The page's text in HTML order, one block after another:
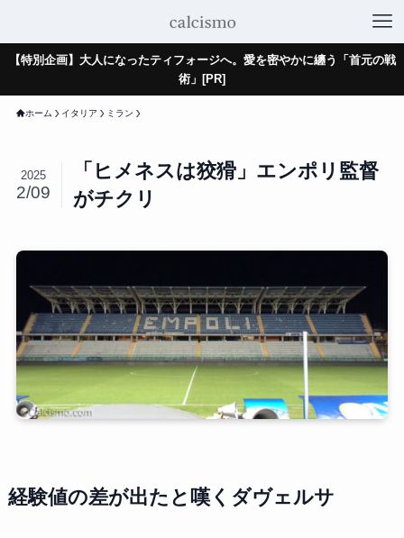
【特別企画】大人になったティフォージへ。愛を密やかに纏う「首元の戦
術」[PR]
ホーム イタリア ミラン
「ヒメネスは狡猾」エンポリ監督
がチクリ
2025
2/09
経験値の差が出たと嘆くダヴェルサ